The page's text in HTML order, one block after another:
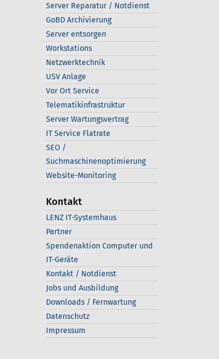
Server Reparatur / Notdienst
GoBD Archivierung
Server entsorgen
Workstations
Netzwerktechnik
USV Anlage
Vor Ort Service
Telematikinfrastruktur
Server Wartungsvertrag
IT Service Flatrate
SEO /
Suchmaschinenoptimierung
Website-Monitoring
Kontakt
LENZ IT-Systemhaus
Partner
Spendenaktion Computer und
IT-Geräte
Kontakt / Notdienst
Jobs und Ausbildung
Downloads / Fernwartung
Datenschutz
Impressum